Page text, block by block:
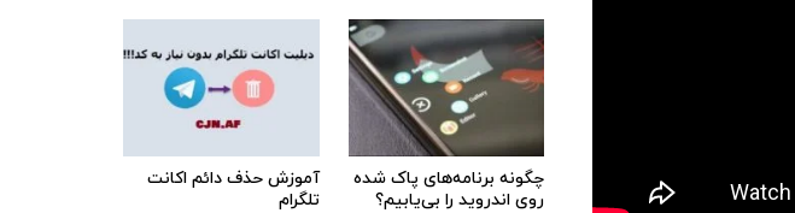
چگونه برنامه‌های پاک شده
روی اندروید را بی‌یابیم؟
آموزش حذف دائم اکانت
تلگرام